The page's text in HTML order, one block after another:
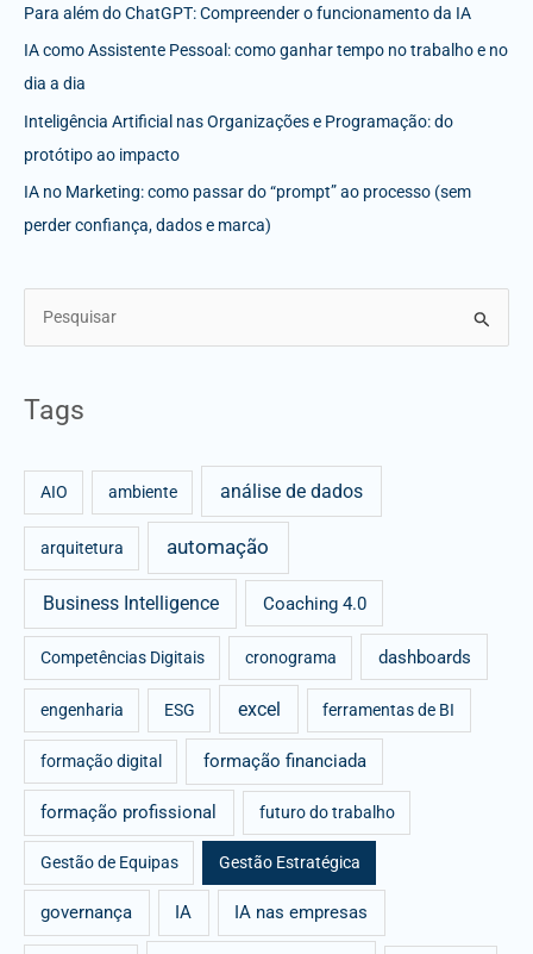
Para além do ChatGPT: Compreender o funcionamento da IA
IA como Assistente Pessoal: como ganhar tempo no trabalho e no
dia a dia
Inteligência Artificial nas Organizações e Programação: do
protótipo ao impacto
IA no Marketing: como passar do “prompt” ao processo (sem
perder confiança, dados e marca)
f
:
Tags
AIO ambiente análise de dados
arquitetura automação
Business Intelligence Coaching 4.0
Competências Digitais cronograma dashboards
engenharia ESG excel ferramentas de BI
formação digital formação financiada
formação profissional futuro do trabalho
Gestão de Equipas Gestão Estratégica
governança IA IA nas empresas